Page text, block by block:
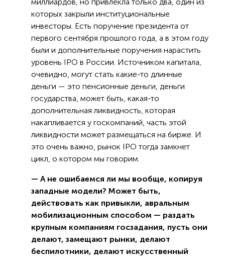
миллиардов, но привлекла только два, один из
которых закрыли институциональные
инвесторы. Есть поручение президента от
первого сентября прошлого года, а в этом году
были и дополнительные поручения нарастить
уровень IPO в России. Источником капитала,
очевидно, могут стать какие-то длинные
деньги — это пенсионные деньги, деньги
государства, может быть, какая-то
дополнительная ликвидность, которая
накапливается у госкомпаний, часть этой
ликвидности может размещаться на бирже. И
это очень важно, рынок IPO тогда замкнет
цикл, о котором мы говорим.
— А не ошибаемся ли мы вообще, копируя
западные модели? Может быть,
действовать как привыкли, авральным
мобилизационным способом — раздать
крупным компаниям госзадания, пусть они
делают, замещают рынки, делают
беспилотники, делают искусственный